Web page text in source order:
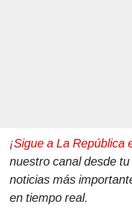
¡Sigue a La República
nuestro canal desde
noticias más
en tiempo real.